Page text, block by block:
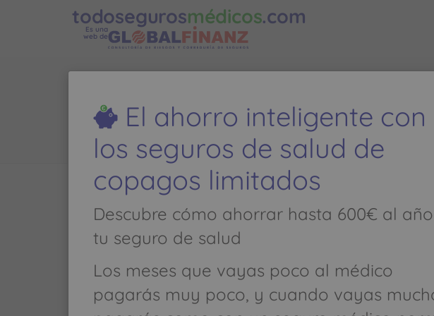
todosegurosmédicos.com
Es una
web de
DE ARGACHA
Llamar al934 878 640
GINECOLOGIA Y OBSTETRICIA
PASEO DE GRACIA, 79 Piso 1º Pta 2º , CLINICA TOSCANA -
08008 BARCELONA (BARCELONA)
El ahorro inteligente con
los seguros de salud de
copagos limitados
Descubre cómo ahorrar hasta 600€ al
tu seguro de salud
Los meses que vayas poco al médico
pagarás muy poco, y cuando vayas